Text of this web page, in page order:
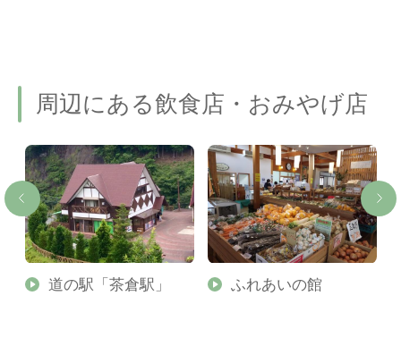
周辺にある飲食店・おみやげ店
道の駅「茶倉駅」 ふれあいの館